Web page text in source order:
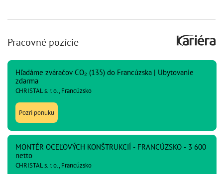
Pracovné pozície
Hľadáme zváračov CO₂ (135) do Francúzska | Ubytovanie
zdarma
CHRISTAL s. r. o., Francúzsko
Pozri ponuku
MONTÉR OCEĽOVÝCH KONŠTRUKCIÍ - FRANCÚZSKO - 3 600
netto
CHRISTAL s. r. o., Francúzsko